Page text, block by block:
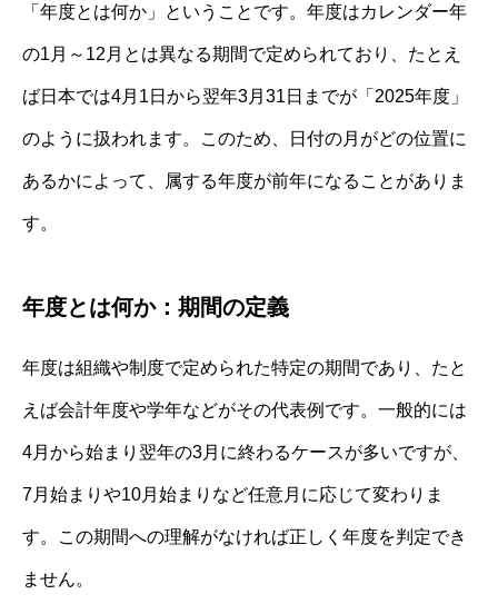
「年度とは何か」ということです。年度はカレンダー年
の1月～12月とは異なる期間で定められており、たとえ
ば日本では4月1日から翌年3月31日までが「2025年度」
のように扱われます。このため、日付の月がどの位置に
あるかによって、属する年度が前年になることがありま
す。
年度とは何か：期間の定義
年度は組織や制度で定められた特定の期間であり、たと
えば会計年度や学年などがその代表例です。一般的には
4月から始まり翌年の3月に終わるケースが多いですが、
7月始まりや10月始まりなど任意月に応じて変わりま
す。この期間への理解がなければ正しく年度を判定でき
ません。